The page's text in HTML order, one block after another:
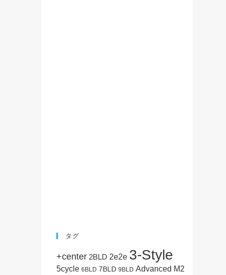
タグ
+center 2BLD 2e2e 3-Style
5cycle 6BLD 7BLD 9BLD Advanced M2